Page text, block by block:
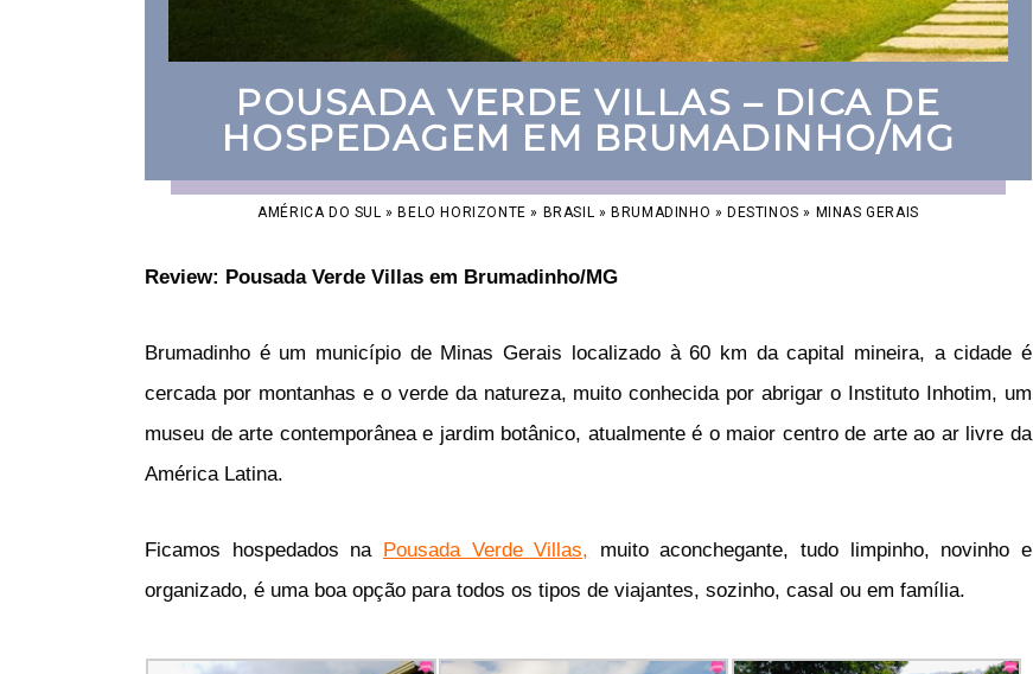
POUSADA VERDE VILLAS – DICA DE
HOSPEDAGEM EM BRUMADINHO/MG
AMÉRICA DO SUL » BELO HORIZONTE » BRASIL » BRUMADINHO » DESTINOS » MINAS GERAIS
Review: Pousada Verde Villas em Brumadinho/MG
Brumadinho é um município de Minas Gerais localizado à 60 km da capital mineira, a cidade é
cercada por montanhas e o verde da natureza, muito conhecida por abrigar o Instituto Inhotim, um
museu de arte contemporânea e jardim botânico, atualmente é o maior centro de arte ao ar livre da
América Latina.
Ficamos hospedados na Pousada Verde Villas, muito aconchegante, tudo limpinho, novinho e
organizado, é uma boa opção para todos os tipos de viajantes, sozinho, casal ou em família.